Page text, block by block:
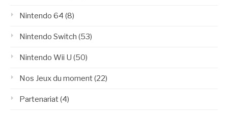
Nintendo 64 (8)
Nintendo Switch (53)
Nintendo Wii U (50)
Nos Jeux du moment(22)
Partenariat(4)